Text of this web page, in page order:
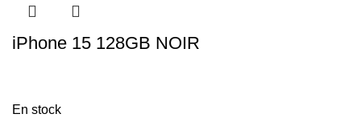
iPhone 15 128GB NOIR
En stock